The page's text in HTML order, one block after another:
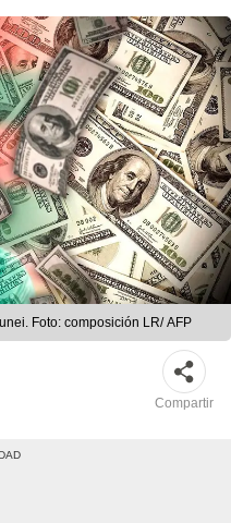
Foto: composición LR/ AFP
Compartir